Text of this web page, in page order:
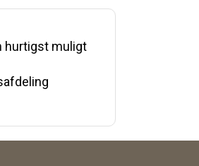
hurtigst muligt